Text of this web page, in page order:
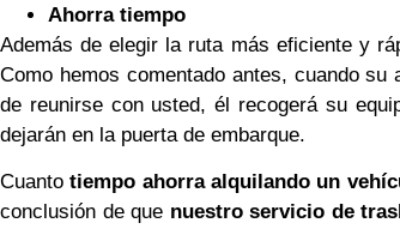
Ahorra tiempo
Además de elegir la ruta más eficiente y
Como hemos comentado antes, cuando
de reunirse con usted, él recogerá su
dejarán en la puerta de embarque.
Cuantotiempo ahorra alquilando un
conclusión de que nuestro servicio de